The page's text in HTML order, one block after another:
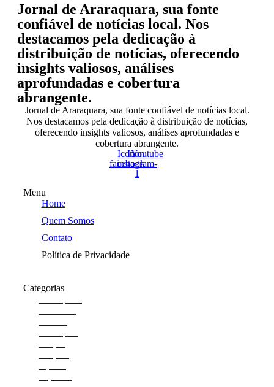
Jornal de Araraquara, sua fonte
confiável de notícias local. Nos
destacamos pela dedicação à
distribuição de notícias, oferecendo
insights valiosos, análises
aprofundadas e cobertura
abrangente.
Jornal de Araraquara, sua fonte confiável de notícias local.
Nos destacamos pela dedicação à distribuição de notícias,
oferecendo insights valiosos, análises aprofundadas e
cobertura abrangente.
Icon-
facebook
Icon-
instagram-
1
Youtube
Menu
Home
Quem Somos
Contato
Política de Privacidade
Categorias